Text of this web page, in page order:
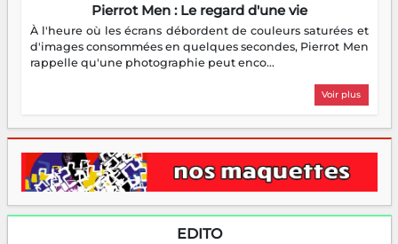
Pierrot Men : Le regard d'une vie
À l'heure où les écrans débordent de couleurs saturées et
d'images consommées en quelques secondes, Pierrot Men
rappelle qu'une photographie peut enco...
Voir plus
EDITO